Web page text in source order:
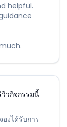
helpful.
วกิจกรรมนี้
งได้รับการ